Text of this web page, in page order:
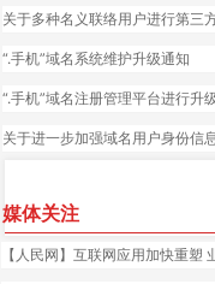
关于多种名义联络用户进行第三
“.手机”域名系统维护升级通知
“.手机”域名注册管理平台进行升
关于进一步加强域名用户身份信
媒体关注
【人民网】互联网应用加快重塑